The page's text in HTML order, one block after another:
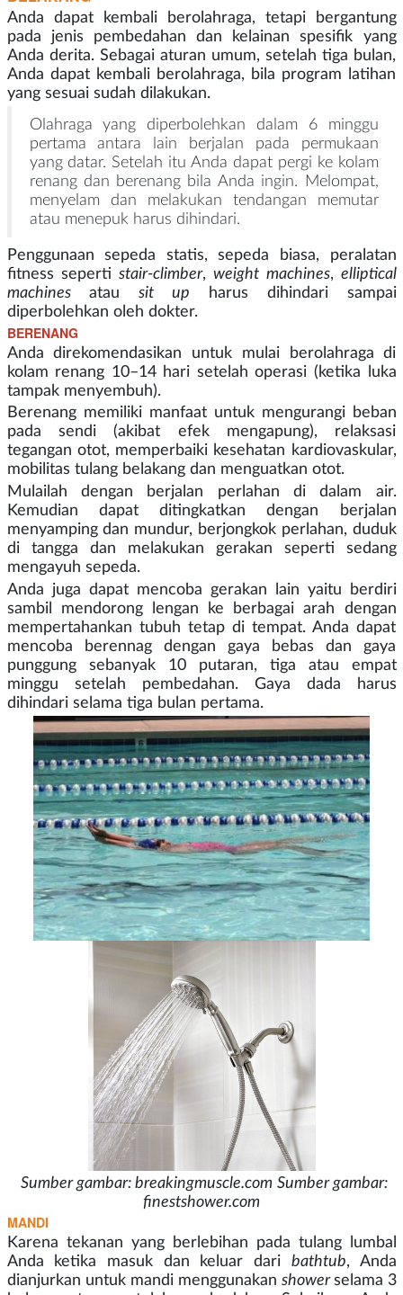
Anda dapat kembali berolahraga, tetapi bergantung
pada jenis pembedahan dan kelainan spesifik yang
Anda derita. Sebagai aturan umum, setelah tiga bulan,
Anda dapat kembali berolahraga, bila program latihan
yang sesuai sudah dilakukan.
Olahraga yang diperbolehkan dalam 6 minggu
pertama antara lain berjalan pada permukaan
yang datar. Setelah itu Anda dapat pergi ke kolam
renang dan berenang bila Anda ingin. Melompat,
menyelam dan melakukan tendangan memutar
atau menepuk harus dihindari.
Penggunaan sepeda statis, sepeda biasa, peralatan
fitness seperti stair-climber, weight machines, elliptical
machinesatausit up harus dihindari sampai
diperbolehkan oleh dokter.
BERENANG
Anda direkomendasikan untuk mulai berolahraga di
kolam renang 10–14 hari setelah operasi (ketika luka
tampak menyembuh).
Berenang memiliki manfaat untuk mengurangi beban
pada sendi (akibat efek mengapung), relaksasi
tegangan otot, memperbaiki kesehatan kardiovaskular,
mobilitas tulang belakang dan menguatkan otot.
Mulailah dengan berjalan perlahan di dalam air.
Kemudian dapat ditingkatkan dengan berjalan
menyamping dan mundur, berjongkok perlahan, duduk
di tangga dan melakukan gerakan seperti sedang
mengayuh sepeda.
Anda juga dapat mencoba gerakan lain yaitu berdiri
sambil mendorong lengan ke berbagai arah dengan
mempertahankan tubuh tetap di tempat. Anda dapat
mencoba berennag dengan gaya bebas dan gaya
punggung sebanyak 10 putaran, tiga atau empat
minggu setelah pembedahan. Gaya dada harus
dihindari selama tiga bulan pertama.
Sumber gambar: breakingmuscle.com Sumber gambar:
finestshower.com
MANDI
Karena tekanan yang berlebihan pada tulang lumbal
Anda ketika masuk dan keluar dari bathtub, Anda
dianjurkan untuk mandi menggunakan showerselama 3